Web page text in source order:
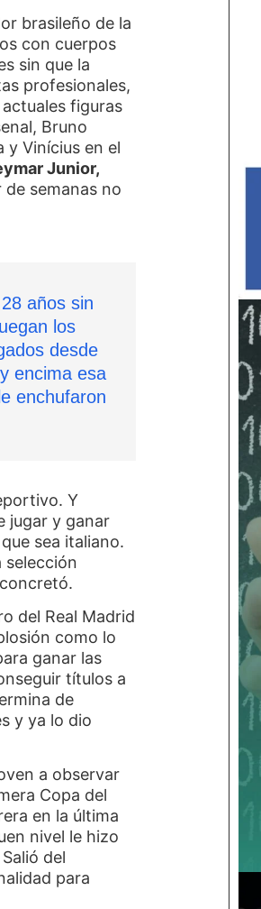
brasileño de la
con cuerpos
sin que la
profesionales,
figuras
Bruno
y Vinícius en el
Junior,
semanas no
años sin
los
desde
encima esa
enchufaron
Y
jugar y ganar
sea italiano.
selección
del Real Madrid
como lo
ganar las
títulos a
de
y ya lo dio
a observar
Copa del
en la última
nivel le hizo
del
para